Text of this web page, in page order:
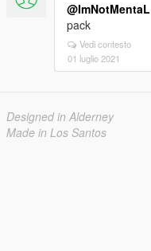
@ImNotMentaL
pack
Vedi contesto
01 luglio 2021
Designed in Alderney
Made in Los Santos